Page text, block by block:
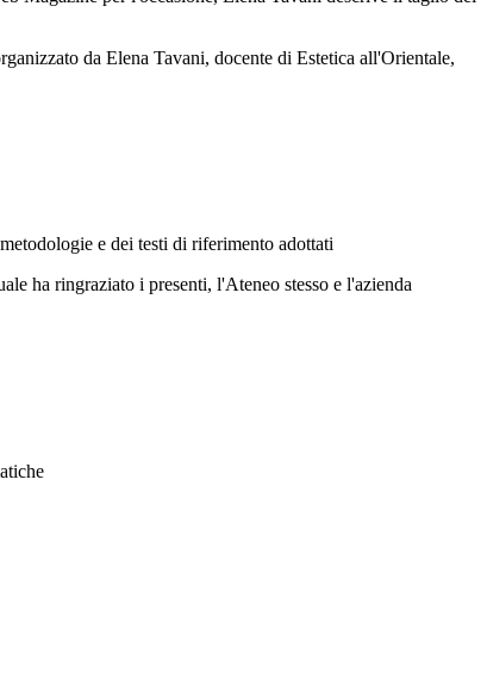
da Elena Tavani, docente di Estetica all'Orientale,
e dei testi di riferimento adottati
ha ringraziato i presenti, l'Ateneo stesso e l'azienda